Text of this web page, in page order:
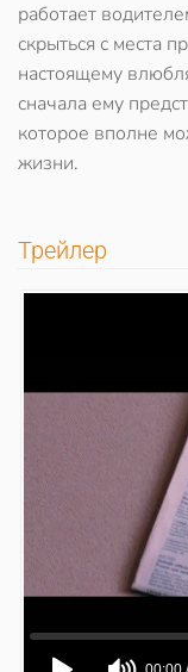
работает
скрыться с места
настоящему
сначала ему
которое вполне
жизни.
Трейлер